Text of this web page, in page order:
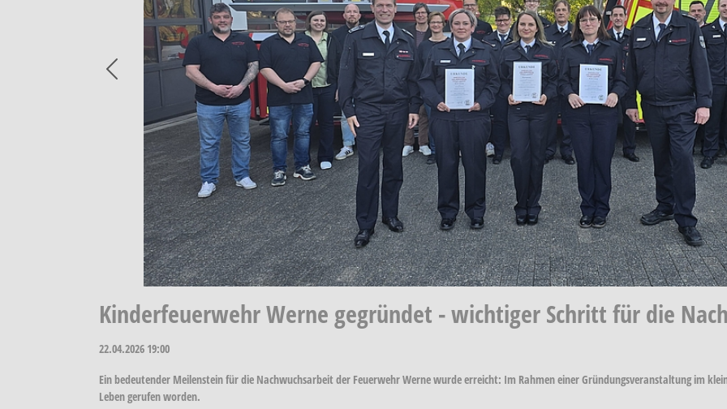
Previous
Kinderfeuerwehr Werne gegründet - wichtiger Schritt für die
22.04.2026 19:00
Ein bedeutender Meilenstein für die Nachwuchsarbeit der Feuerwehr Werne wurde erreicht: Im Rahmen einer Gründungsveranstaltung im
Leben gerufen worden.